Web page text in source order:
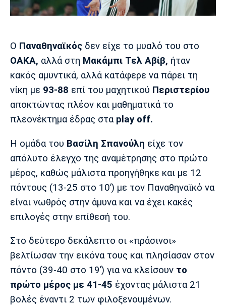
Cine Spot
Running
Media
Παρασκήνιο
Ιωνικός Κηφισιά Πανσερραϊκός
Μαδρίτης
Μαδρίτης
Μάντσεστερ
Γιουνάιτεντ
Τσέλσι Άρσεναλ
Σίτι
Ίντερ Μίλαν Μπάγερν
Ο Παναθηναϊκός δεν είχε το μυαλό του στο
ΟΑΚΑ, αλλά στη Μακάμπι Τελ Αβίβ, ήταν
κακός αμυντικά, αλλά κατάφερε να πάρει τη
νίκη με 93-88 επί του μαχητικού Περιστερίου
αποκτώντας πλέον και μαθηματικά το
πλεονέκτημα έδρας στα play off.
Η ομάδα του Βασίλη Σπανούλη είχε τον
απόλυτο έλεγχο της αναμέτρησης στο πρώτο
μέρος, καθώς μάλιστα προηγήθηκε και με 12
πόντους (13-25 στο 10’) με τον Παναθηναϊκό να
είναι νωθρός στην άμυνα και να έχει κακές
επιλογές στην επίθεσή του.
Στο δεύτερο δεκάλεπτο οι «πράσινοι»
βελτίωσαν την εικόνα τους και πλησίασαν στον
πόντο (39-40 στο 19’) για να κλείσουν το
πρώτο μέρος με 41-45 έχοντας μάλιστα 21
βολές έναντι 2 των φιλοξενουμένων.